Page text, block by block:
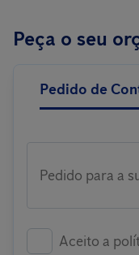
Peça o seu
Pedido de
Pedido para a
Aceito a